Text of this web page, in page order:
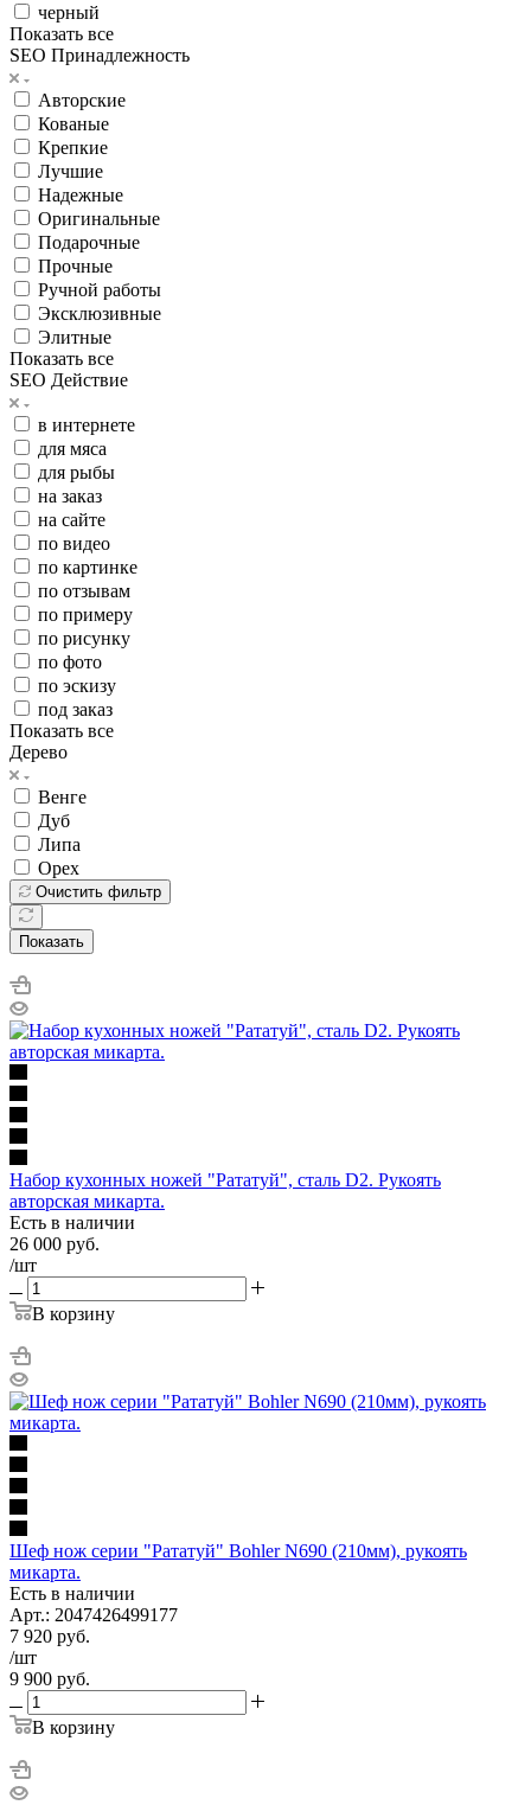
черный
Показать все
SEO Принадлежность
Авторские
Кованые
Крепкие
Лучшие
Надежные
Оригинальные
Подарочные
Прочные
Ручной работы
Эксклюзивные
Элитные
Показать все
SEO Действие
в интернете
для мяса
для рыбы
на заказ
на сайте
по видео
по картинке
по отзывам
по примеру
по рисунку
по фото
по эскизу
под заказ
Показать все
Дерево
Венге
Дуб
Липа
Орех
Очистить фильтр
Показать
Набор кухонных ножей "Рататуй", сталь D2. Рукоять
авторская микарта.
Есть в наличии
26 000 руб.
/шт
В корзину
Шеф нож серии "Рататуй" Bohler N690 (210мм), рукоять
микарта.
Есть в наличии
Арт.: 2047426499177
7 920 руб.
/шт
9 900 руб.
В корзину